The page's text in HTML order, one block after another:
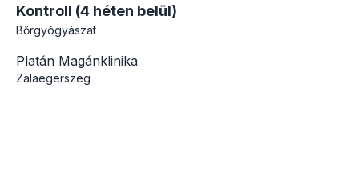
Kontroll (4 héten belül)
Bőrgyógyászat
Platán Magánklinika
Zalaegerszeg